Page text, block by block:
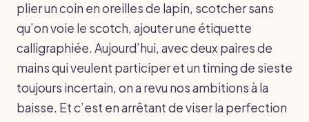
plier un coin en oreilles de lapin, scotcher sans
qu’on voie le scotch, ajouter une étiquette
calligraphiée. Aujourd’hui, avec deux paires de
mains qui veulent participer et un timing de sieste
toujours incertain, on a revu nos ambitions à la
baisse. Et c’est en arrêtant de viser la perfection